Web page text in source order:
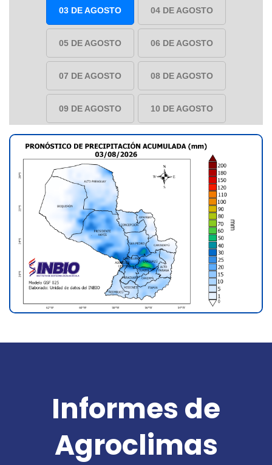
03 DE AGOSTO 04 DE AGOSTO
05 DE AGOSTO 06 DE AGOSTO
07 DE AGOSTO 08 DE AGOSTO
09 DE AGOSTO 10 DE AGOSTO
Informes de
Agroclimas